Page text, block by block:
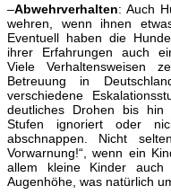
–Abwehrverhalten: Auch
wehren, wenn ihnen
Eventuell haben die
ihrer Erfahrungen auch
Viele Verhaltensweisen
Betreuung in
verschiedene
deutliches Drohen bis hin
Stufen ignoriert oder
abschnappen. Nicht
Vorwarnung!“, wenn ein
allem kleine Kinder
Augenhöhe, was natürlich